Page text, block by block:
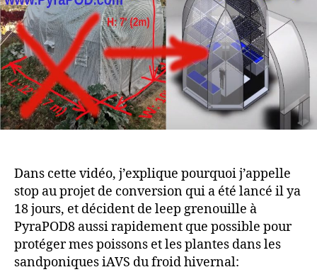
rénovation,
démarrage
rapide
par
leep
frogging
à
PyraPOD8
(Octa3)
Dans cette vidéo, j’explique pourquoi j’appelle
stop au projet de conversion qui a été lancé il ya
18 jours, et décident de leep grenouille à
PyraPOD8 aussi rapidement que possible pour
protéger mes poissons et les plantes dans les
sandponiques iAVS du froid hivernal: